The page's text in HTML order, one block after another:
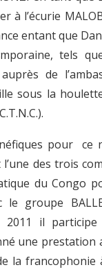
à l’écurie
entant que
tels que
de
sous la
pour ce
des trois
du Congo
le groupe
il
une prestation
la francophonie